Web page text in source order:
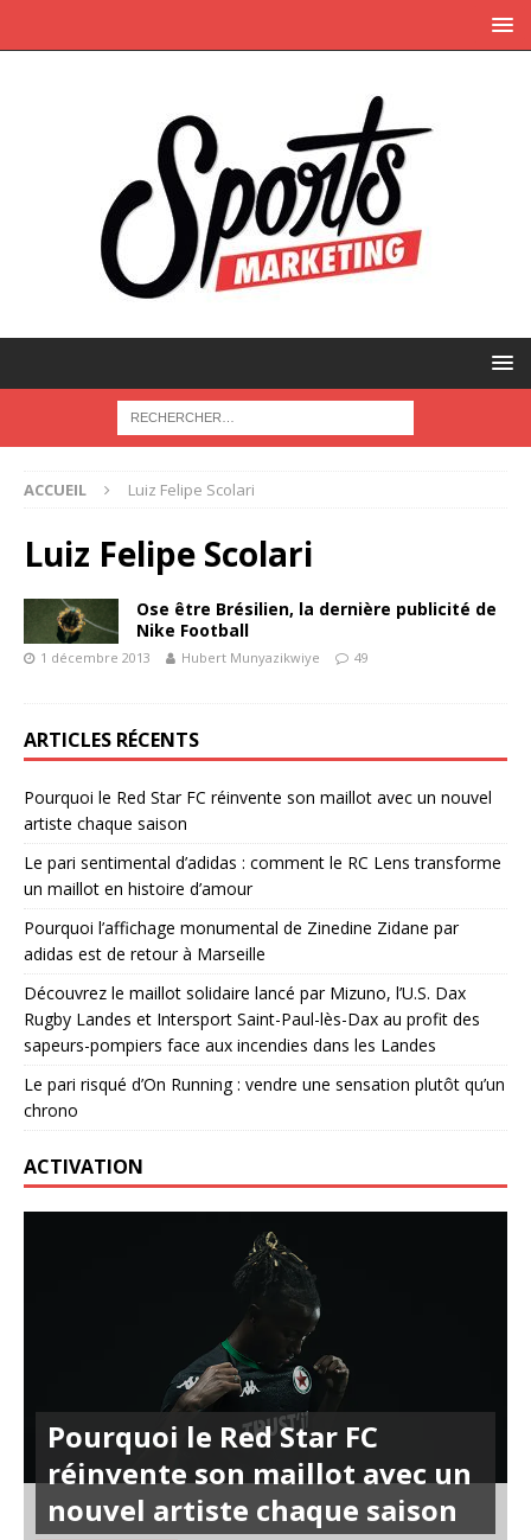
ACCUEIL Luiz Felipe Scolari
Luiz Felipe Scolari
Ose être Brésilien, la dernière publicité de
Nike Football
1 décembre 2013 Hubert Munyazikwiye 49
ARTICLES RÉCENTS
Pourquoi le Red Star FC réinvente son maillot avec un nouvel
artiste chaque saison
Le pari sentimental d’adidas : comment le RC Lens transforme
un maillot en histoire d’amour
Pourquoi l’affichage monumental de Zinedine Zidane par
adidas est de retour à Marseille
Découvrez le maillot solidaire lancé par Mizuno, l’U.S. Dax
Rugby Landes et Intersport Saint-Paul-lès-Dax au profit des
sapeurs-pompiers face aux incendies dans les Landes
Le pari risqué d’On Running : vendre une sensation plutôt qu’un
chrono
ACTIVATION
Pourquoi le Red Star FC
réinvente son maillot avec un
nouvel artiste chaque saison